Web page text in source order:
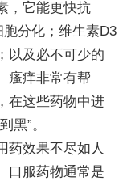
，它能更快抗
分化；维生素D3
以及必不可少的
瘙痒非常有帮
在这些药物中进
黑”。
药效果不尽如人
口服药物通常是